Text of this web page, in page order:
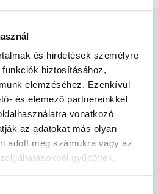
és hirdetések személyre
biztosításához,
elemzéséhez. Ezenkívül
és elemező partnereinkkel
vonatkozó
az adatokat más olyan
adott meg számukra vagy az
gyűjtöttek.
-
és gyógyszer-terápiák
a gyógyulási folyamat
esetén kiegészítő vagy
céljából – rendszeres